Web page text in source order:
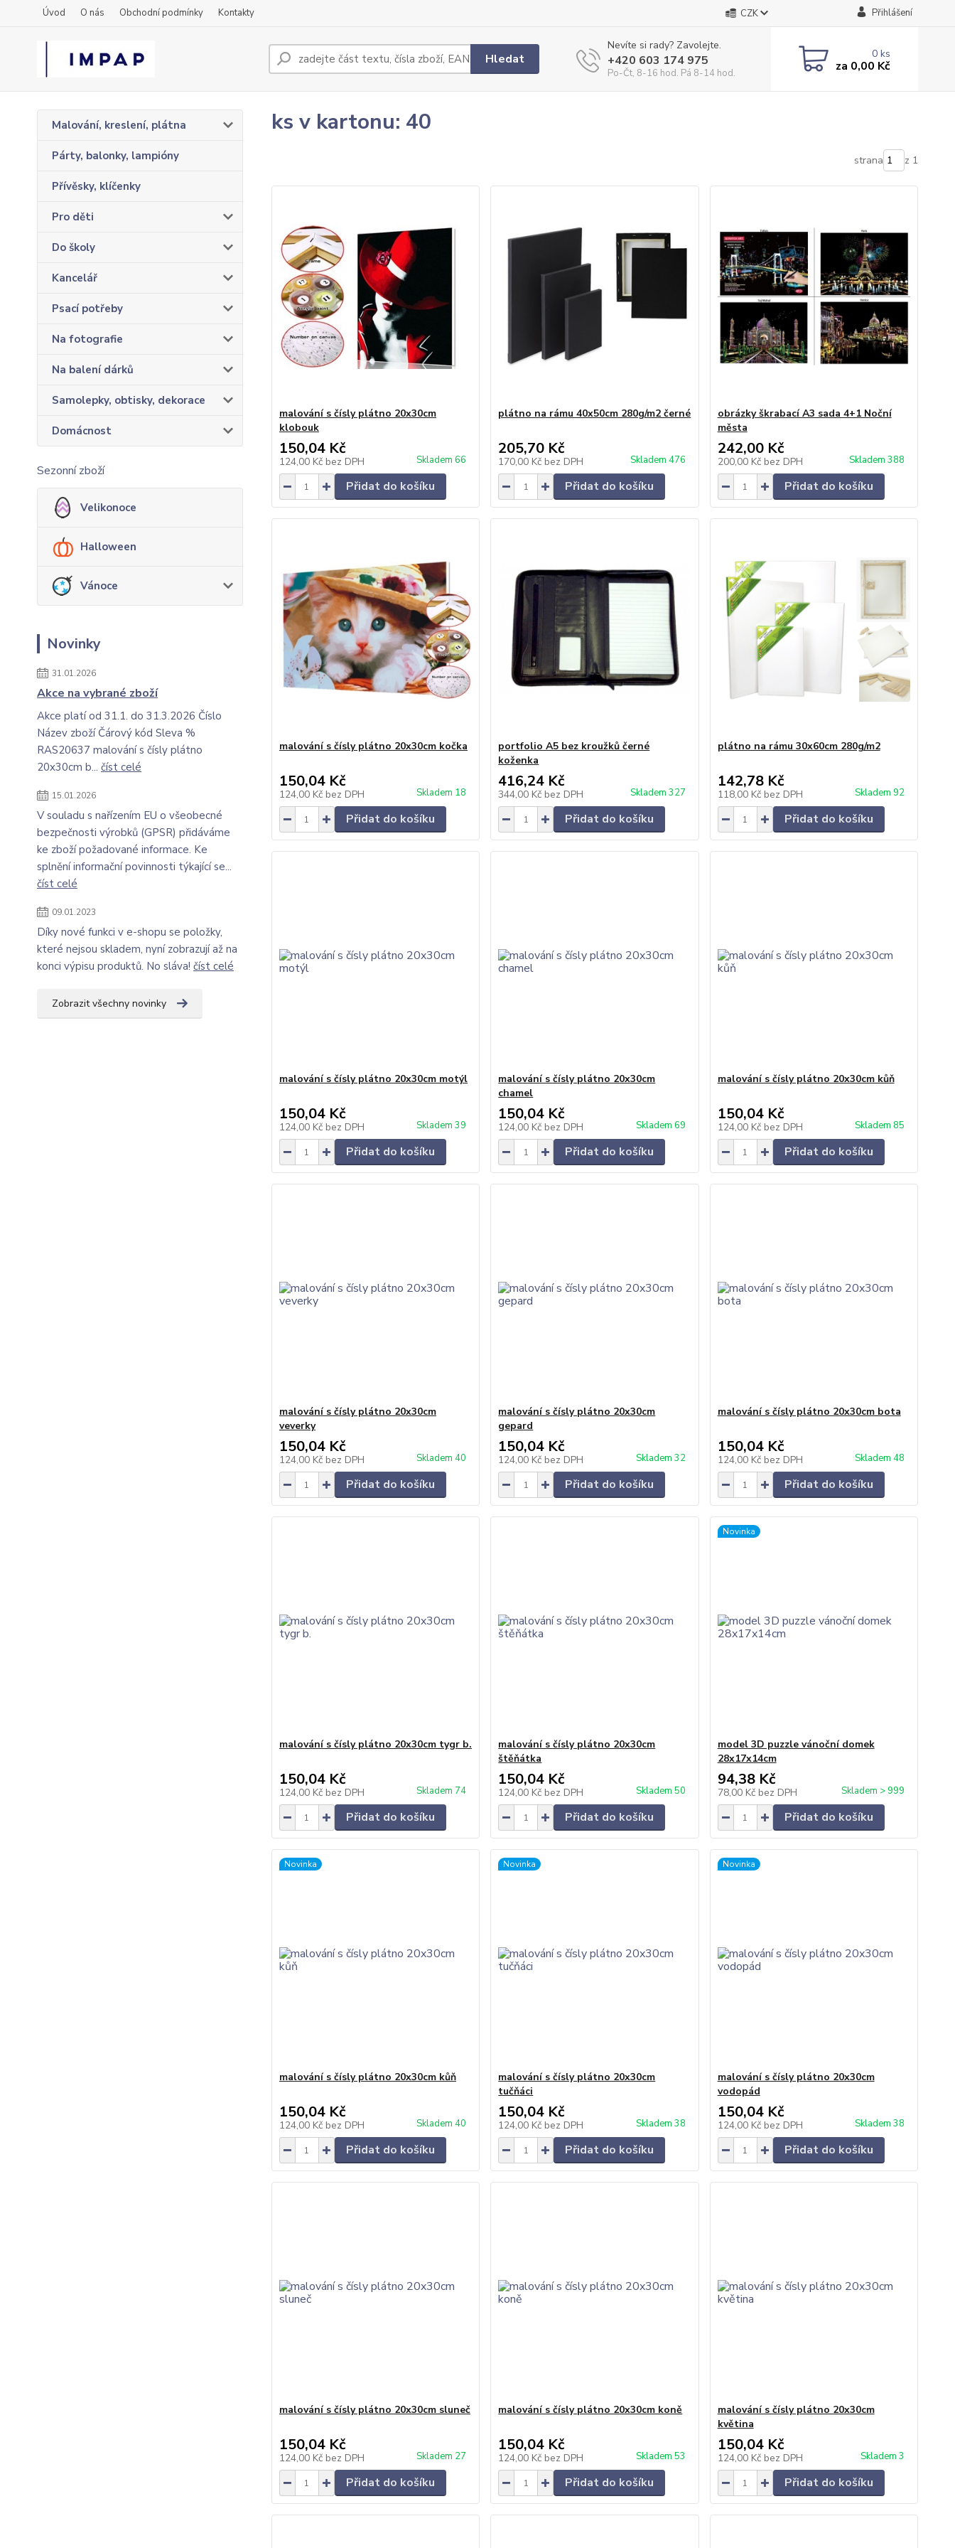
Úvod O nás Obchodní podmínky Kontakty CZK Přihlášení
Hledat
Nevíte si rady? Zavolejte.
+420 603 174 975
Po-Čt, 8-16 hod. Pá 8-14 hod.
0ks
za 0,00 Kč
Malování, kreslení, plátna
Párty, balonky, lampióny
Přívěsky, klíčenky
Pro děti
Do školy
Kancelář
Psací potřeby
Na fotografie
Na balení dárků
Samolepky, obtisky, dekorace
Domácnost
Sezonní zboží
Velikonoce
Halloween
Vánoce
Novinky
31.01.2026
Akce na vybrané zboží
Akce platí od 31.1. do 31.3.2026 Číslo
Název zboží Čárový kód Sleva %
RAS20637 malování s čísly plátno
20x30cm b... číst celé
15.01.2026
V souladu s nařízením EU o všeobecné
bezpečnosti výrobků (GPSR) přidáváme
ke zboží požadované informace. Ke
splnění informační povinnosti týkající se...
číst celé
09.01.2023
Díky nové funkci v e-shopu se položky,
které nejsou skladem, nyní zobrazují až na
konci výpisu produktů. No sláva! číst celé
Zobrazit všechny novinky
ks v kartonu: 40
strana z 1
malování s čísly plátno 20x30cm
klobouk
150,04 Kč
124,00 Kč bez DPH Skladem 66
Přidat do košíku
plátno na rámu 40x50cm 280g/m2 černé
205,70 Kč
170,00 Kč bez DPH Skladem 476
Přidat do košíku
obrázky škrabací A3 sada 4+1 Noční
města
242,00 Kč
200,00 Kč bez DPH Skladem 388
Přidat do košíku
malování s čísly plátno 20x30cm kočka
150,04 Kč
124,00 Kč bez DPH Skladem 18
Přidat do košíku
portfolio A5 bez kroužků černé
koženka
416,24 Kč
344,00 Kč bez DPH Skladem 327
Přidat do košíku
plátno na rámu 30x60cm 280g/m2
142,78 Kč
118,00 Kč bez DPH Skladem 92
Přidat do košíku
malování s čísly plátno 20x30cm motýl
150,04 Kč
124,00 Kč bez DPH Skladem 39
Přidat do košíku
malování s čísly plátno 20x30cm
chamel
150,04 Kč
124,00 Kč bez DPH Skladem 69
Přidat do košíku
malování s čísly plátno 20x30cm kůň
150,04 Kč
124,00 Kč bez DPH Skladem 85
Přidat do košíku
malování s čísly plátno 20x30cm
veverky
150,04 Kč
124,00 Kč bez DPH Skladem 40
Přidat do košíku
malování s čísly plátno 20x30cm
gepard
150,04 Kč
124,00 Kč bez DPH Skladem 32
Přidat do košíku
malování s čísly plátno 20x30cm bota
150,04 Kč
124,00 Kč bez DPH Skladem 48
Přidat do košíku
malování s čísly plátno 20x30cm tygr b.
150,04 Kč
124,00 Kč bez DPH Skladem 74
Přidat do košíku
malování s čísly plátno 20x30cm
štěňátka
150,04 Kč
124,00 Kč bez DPH Skladem 50
Přidat do košíku
Novinka
model 3D puzzle vánoční domek
28x17x14cm
94,38 Kč
78,00 Kč bez DPH Skladem > 999
Přidat do košíku
Novinka
malování s čísly plátno 20x30cm kůň
150,04 Kč
124,00 Kč bez DPH Skladem 40
Přidat do košíku
Novinka
malování s čísly plátno 20x30cm
tučňáci
150,04 Kč
124,00 Kč bez DPH Skladem 38
Přidat do košíku
Novinka
malování s čísly plátno 20x30cm
vodopád
150,04 Kč
124,00 Kč bez DPH Skladem 38
Přidat do košíku
malování s čísly plátno 20x30cm sluneč
150,04 Kč
124,00 Kč bez DPH Skladem 27
Přidat do košíku
malování s čísly plátno 20x30cm koně
150,04 Kč
124,00 Kč bez DPH Skladem 53
Přidat do košíku
malování s čísly plátno 20x30cm
květina
150,04 Kč
124,00 Kč bez DPH Skladem 3
Přidat do košíku